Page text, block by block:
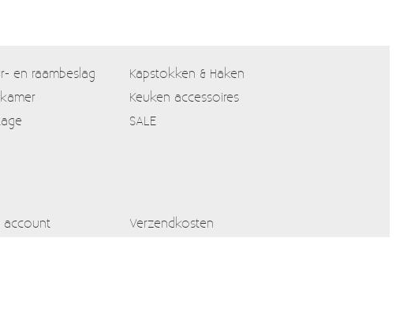
en raambeslag
Kapstokken & Haken
Keuken accessoires
SALE
account
Verzendkosten